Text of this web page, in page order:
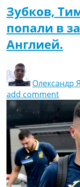
Зубков,
попали в
Англией.
Олександр
add comment